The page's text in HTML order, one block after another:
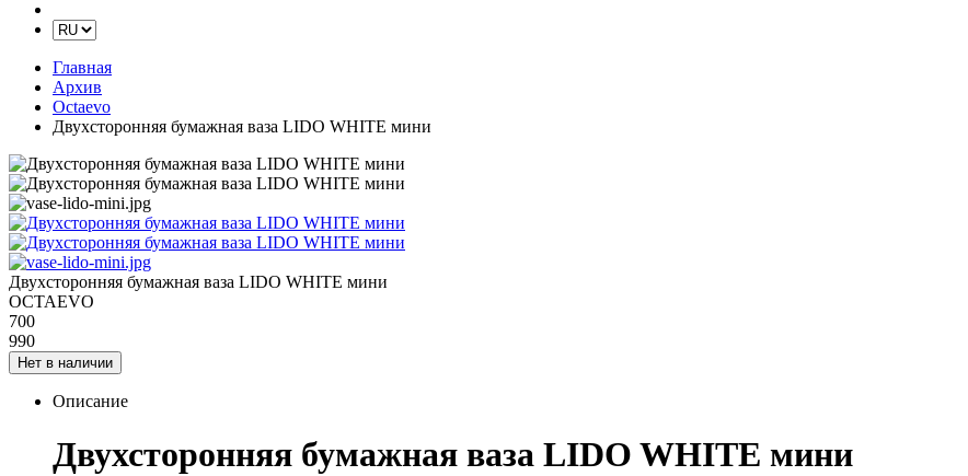
Главная
Архив
Octaevo
Двухсторонняя бумажная ваза LIDO WHITE мини
Двухсторонняя бумажная ваза LIDO WHITE мини
OCTAEVO
700
990
Нет в наличии
Описание
Двухсторонняя бумажная ваза LIDO WHITE мини